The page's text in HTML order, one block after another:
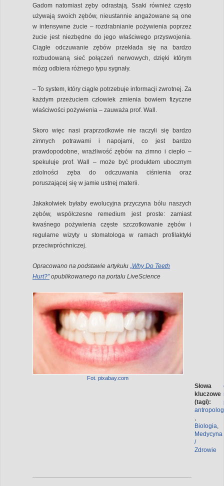
Gadom natomiast zęby odrastają. Ssaki również często
używają swoich zębów, nieustannie angażowane są one
w intensywne żucie – rozdrabnianie pożywienia poprzez
żucie jest niezbędne do jego właściwego przyswojenia.
Ciągłe odczuwanie zębów przekłada się na bardzo
rozbudowaną sieć połączeń nerwowych, dzięki którym
mózg odbiera różnego typu sygnały.
– To system, który ciągle potrzebuje informacji zwrotnej. Za
każdym przeżuciem człowiek zmienia bowiem fizyczne
właściwości pożywienia – zauważa prof. Wall.
Skoro więc nasi praprzodkowie nie raczyli się bardzo
zimnych potrawami i napojami, co jest bardzo
prawdopodobne, wrażliwość zębów na zimno i ciepło –
spekuluje prof. Wall – może być produktem ubocznym
zdolności zęba do odczuwania ciśnienia oraz
poruszającej się w jamie ustnej materii.
Jakakolwiek byłaby ewolucyjna przyczyna bólu naszych
zębów, współczesne remedium jest proste: zamiast
kwaśnego pożywienia częste szczotkowanie zębów i
regularne wizyty u stomatologa w ramach profilaktyki
przeciwpróchniczej.
Opracowano na podstawie artykułu „Why Do Teeth
Hurt?” opublikowanego na portalu LiveScience
Fot. pixabay.com
Słowa
kluczowe
(tagi):
Biologia
Medycyna
/
Zdrowie